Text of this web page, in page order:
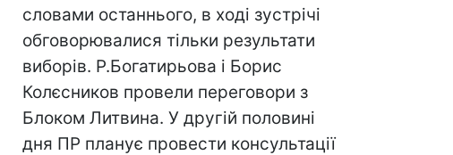
словами останнього, в ході зустрічі
обговорювалися тільки результати
виборів. Р.Богатирьова і Борис
Колєсников провели переговори з
Блоком Литвина. У другій половині
дня ПР планує провести консультації